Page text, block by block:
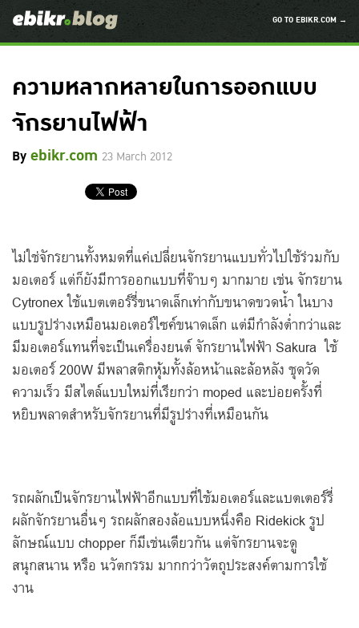
GO TO EBIKR.COM →
ความหลากหลายในการออกแบบ
จักรยานไฟฟ้า
Byebikr.com 23 March 2012
ไม่ใช่จักรยานทั้งหมดที่แค่เปลี่ยนจักรยานแบบทั่วไปใช้ร่วมกับ
มอเตอร์ แต่ก็ยังมีการออกแบบที่จ๊าบๆ มากมาย เช่น จักรยาน
Cytronex ใช้แบตเตอร์รี่ขนาดเล็กเท่ากับขนาดขวดน้ำ ในบาง
แบบรูปร่างเหมือนมอเตอร์ไซค์ขนาดเล็ก แต่มีกำลังต่ำกว่าและ
มีมอเตอร์แทนที่จะเป็นเครื่องยนต์ จักรยานไฟฟ้า Sakura ใช้
มอเตอร์ 200W มีพลาสติกหุ้มทั้งล้อหน้าและล้อหลัง ชุดวัด
ความเร็ว มีสไตล์แบบใหม่ที่เรียกว่า moped และบ่อยครั้งที่
หยิบพลาดสำหรับจักรยานที่มีรูปร่างที่เหมือนกัน
รถผลักเป็นจักรยานไฟฟ้าอีกแบบที่ใช้มอเตอร์และแบตเตอร์รี่
ผลักจักรยานอื่นๆ รถผลักสองล้อแบบหนึ่งคือ Ridekick รูป
ลักษณ์แบบ chopper ก็มีเช่นเดียวกัน แต่จักรยานจะดู
สนุกสนาน หรือ นวัตกรรม มากกว่าวัตถุประสงค์ตามการใช้
งาน